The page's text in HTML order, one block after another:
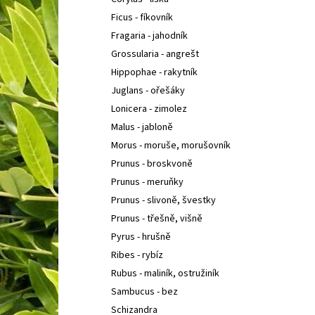
l
Ficus - fíkovník
Fragaria - jahodník
Grossularia - angrešt
Hippophae - rakytník
Juglans - ořešáky
Lonicera - zimolez
Malus - jabloně
Morus - moruše, morušovník
Prunus - broskvoně
Prunus - meruňky
Prunus - slivoně, švestky
Prunus - třešně, višně
Pyrus - hrušně
Ribes - rybíz
Rubus - maliník, ostružiník
Sambucus - bez
Schizandra
LALOČNATÁ